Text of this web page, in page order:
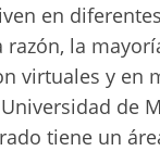
en
razón, la
virtuales y en
de
tiene un